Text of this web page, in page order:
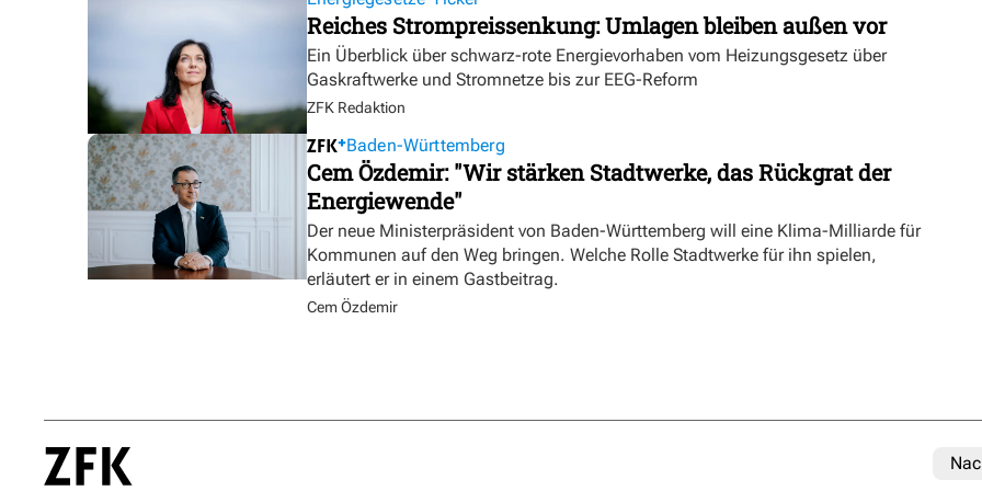
Reiches Strompreissenkung: Umlagen bleiben außen vor
Ein Überblick über schwarz-rote Energievorhaben vom Heizungsgesetz über
Gaskraftwerke und Stromnetze bis zur EEG-Reform
ZFK Redaktion
Baden-Württemberg
Cem Özdemir: "Wir stärken Stadtwerke, das Rückgrat der
Energiewende"
Der neue Ministerpräsident von Baden-Württemberg will eine Klima-Milliarde für
Kommunen auf den Weg bringen. Welche Rolle Stadtwerke für ihn spielen,
erläutert er in einem Gastbeitrag.
Cem Özdemir